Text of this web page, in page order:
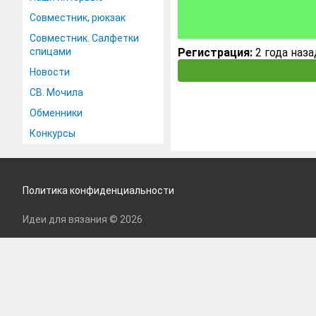
Совместник, рюкзак
Совместник. Салфетки
спицами
Новости
СВ. Мочила
Обменники
Конкурсы
Регистрация: 2 года
Политика конфиденциальности
Идеи для вязания © 2026